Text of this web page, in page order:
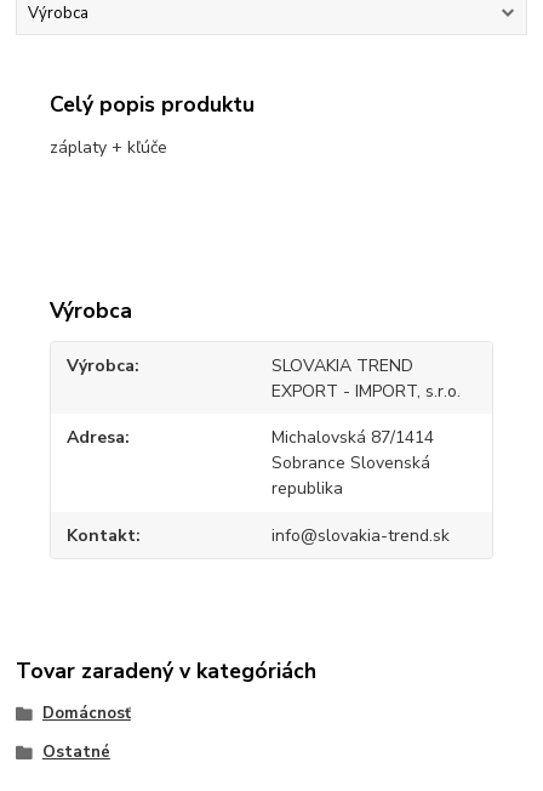
Výrobca
Celý popis produktu
záplaty + kľúče
Výrobca
Výrobca
SLOVAKIA TREND
EXPORT - IMPORT, s.r.o.
Adresa
Michalovská 87/1414
Sobrance Slovenská
republika
Kontakt info@slovakia-trend.sk
Tovar zaradený v kategóriách
Domácnosť
Ostatné